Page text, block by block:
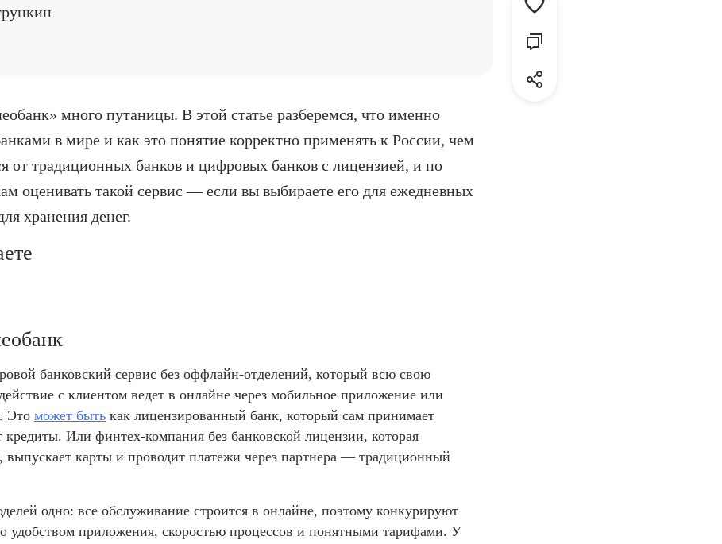
много путаницы. В этой статье разберемся, что именно
в мире и как это понятие корректно применять к России, чем
от традиционных банков и цифровых банков с лицензией, и по
оценивать такой сервис — если вы выбираете его для ежедневных
хранения денег.
банковский сервис без оффлайн-отделений, который всю свою
с клиентом ведет в онлайне через мобильное приложение или
Это может быть как лицензированный банк, который сам принимает
кредиты. Или финтех-компания без банковской лицензии, которая
выпускает карты и проводит платежи через партнера — традиционный
одно: все обслуживание строится в онлайне, поэтому конкурируют
удобством приложения, скоростью процессов и понятными тарифами. У